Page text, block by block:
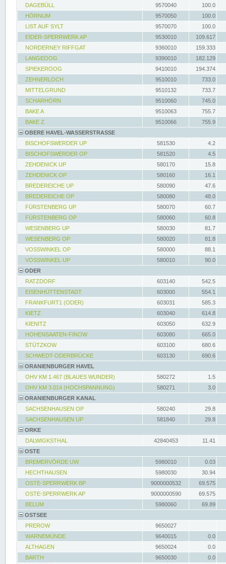
DAGEBÜLL 9570040
100.0
HÖRNUM
9570050
100.0
LIST AUF SYLT
9570070
100.0
EIDER-SPERRWERK AP
9530010
109.617
NORDERNEY RIFFGAT
9360010
159.333
LANGEOOG
9390010
182.129
SPIEKEROOG
9410010
194.374
ZEHNERLOCH
9510010
733.0
MITTELGRUND
9510132
733.7
SCHARHÖRN
9510060
745.0
BAKE A
9510063
755.7
BAKE Z
9510066
755.9
OBERE HAVEL-WASSERSTRASSE
BISCHOFSWERDER UP
581530
4.2
BISCHOFSWERDER OP
581520
4.5
ZEHDENICK UP
580170
15.8
ZEHDENICK OP
580160
16.1
BREDEREICHE UP
580090
47.6
BREDEREICHE OP
580080
48.0
FÜRSTENBERG UP
580070
60.7
FÜRSTENBERG OP
580060
60.8
WESENBERG UP
580030
81.7
WESENBERG OP
580020
81.8
VOSSWINKEL OP
580000
88.1
VOSSWINKEL UP
580010
90.0
ODER
RATZDORF
603140
542.5
EISENHÜTTENSTADT
603000
554.1
FRANKFURT1 (ODER)
603031
585.3
KIETZ
603040
614.8
KIENITZ
603050
632.9
HOHENSAATEN-FINOW
603080
665.0
STÜTZKOW
603100
680.6
SCHWEDT-ODERBRÜCKE
603130
690.6
ORANIENBURGER HAVEL
OHV KM 1.467 (BLAUES WUNDER)
580272
1.5
OHV KM 3.014 (HOCHSPANNUNG)
580271
3.0
ORANIENBURGER KANAL
SACHSENHAUSEN OP
580240
29.8
SACHSENHAUSEN UP
581840
29.8
ORKE
DALWIGKSTHAL
42840453
11.41
OSTE
BREMERVÖRDE UW
5980010
0.03
HECHTHAUSEN
5980030
30.94
OSTE-SPERRWERK BP
9000000532
69.575
OSTE-SPERRWERK AP
9000000590
69.575
BELUM
5980060
69.89
OSTSEE
PREROW
9650027
WARNEMÜNDE
9640015
0.0
ALTHAGEN
9650024
0.0
BARTH
9650030
0.0